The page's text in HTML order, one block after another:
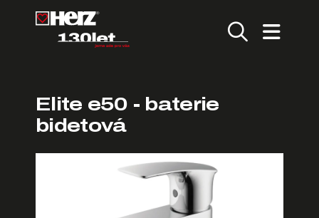
Elite e50 - baterie
bidetová